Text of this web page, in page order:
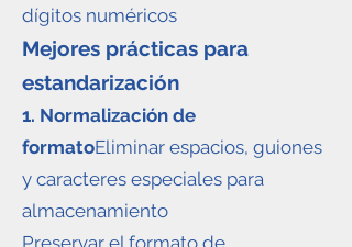
dígitos numéricos
Mejores prácticas para
estandarización
1. Normalización de
formatoEliminar espacios, guiones
y caracteres especiales para
almacenamiento
Preservar el formato de